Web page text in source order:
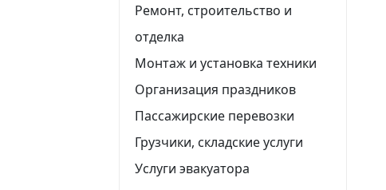
Ремонт, строительство и
отделка
Монтаж и установка техники
Организация праздников
Пассажирские перевозки
Грузчики, складские услуги
Услуги эвакуатора